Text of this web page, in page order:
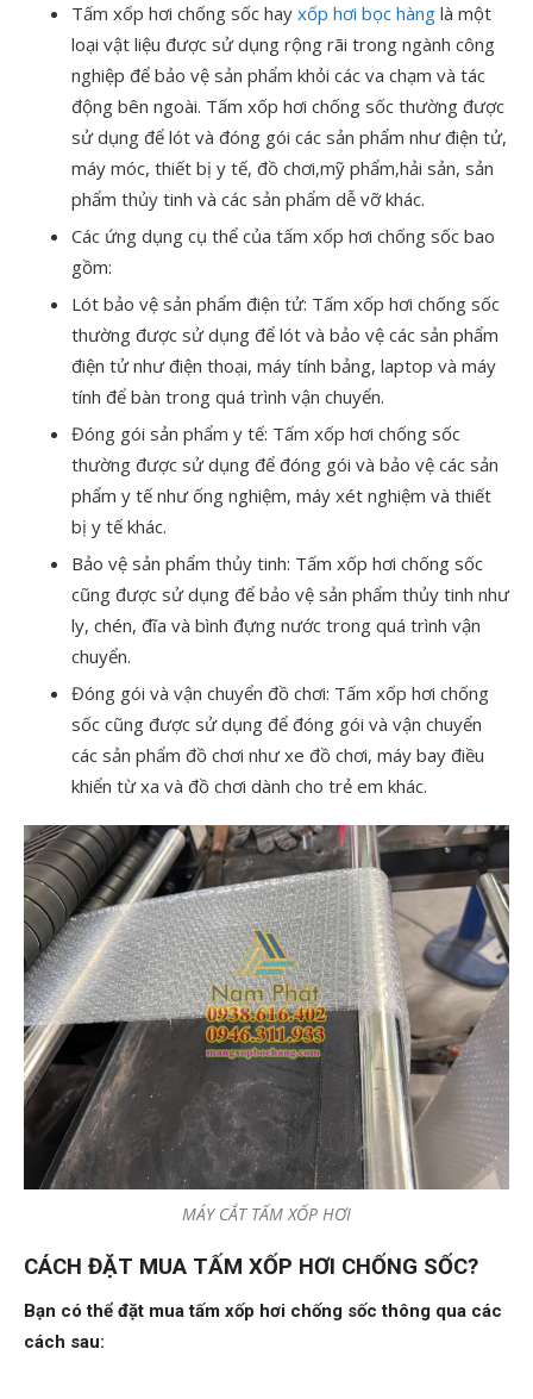
Tấm xốp hơi chống sốc hay xốp hơi bọc hàng là một
loại vật liệu được sử dụng rộng rãi trong ngành công
nghiệp để bảo vệ sản phẩm khỏi các va chạm và tác
động bên ngoài. Tấm xốp hơi chống sốc thường được
sử dụng để lót và đóng gói các sản phẩm như điện tử,
máy móc, thiết bị y tế, đồ chơi,mỹ phẩm,hải sản, sản
phẩm thủy tinh và các sản phẩm dễ vỡ khác.
Các ứng dụng cụ thể của tấm xốp hơi chống sốc bao
gồm:
Lót bảo vệ sản phẩm điện tử: Tấm xốp hơi chống sốc
thường được sử dụng để lót và bảo vệ các sản phẩm
điện tử như điện thoại, máy tính bảng, laptop và máy
tính để bàn trong quá trình vận chuyển.
Đóng gói sản phẩm y tế: Tấm xốp hơi chống sốc
thường được sử dụng để đóng gói và bảo vệ các sản
phẩm y tế như ống nghiệm, máy xét nghiệm và thiết
bị y tế khác.
Bảo vệ sản phẩm thủy tinh: Tấm xốp hơi chống sốc
cũng được sử dụng để bảo vệ sản phẩm thủy tinh như
ly, chén, đĩa và bình đựng nước trong quá trình vận
chuyển.
Đóng gói và vận chuyển đồ chơi: Tấm xốp hơi chống
sốc cũng được sử dụng để đóng gói và vận chuyển
các sản phẩm đồ chơi như xe đồ chơi, máy bay điều
khiển từ xa và đồ chơi dành cho trẻ em khác.
MÁY CẮT TẤM XỐP HƠI
CÁCH ĐẶT MUA TẤM XỐP HƠI CHỐNG SỐC?
Bạn có thể đặt mua tấm xốp hơi chống sốc thông qua các
cách sau: